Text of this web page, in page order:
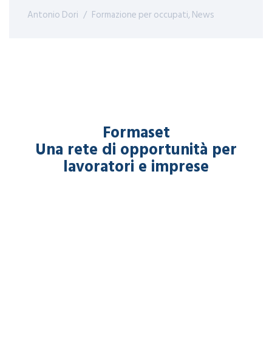
Antonio Dori Formazione per occupati, News
Formaset
Una rete di opportunità per
lavoratori e imprese